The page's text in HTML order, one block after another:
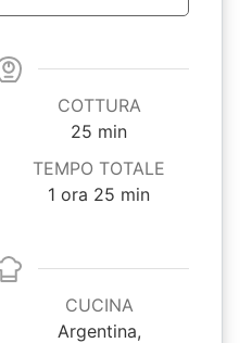
COTTURA
25 minuti
min
TEMPO TOTALE
1 ora
ora 25 minuti
min
CUCINA
Argentina,